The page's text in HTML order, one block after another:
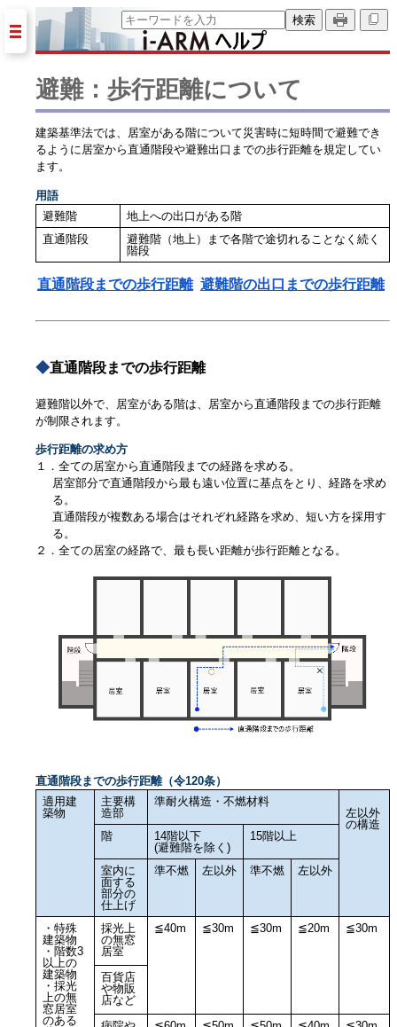
避難：歩行距離について
建築基準法では、 居室がある階について災害時に短時間で避難でき
るように居室から直通階段や避難出口までの歩行距離を規定してい
ます。
用語
避難階
地上への出口がある階
直通階段
避難階（地上）まで各階で途切れることなく続く
階段
直通階段までの歩行距離 避難階の出口までの歩行距離
◆直通階段までの歩行距離
避難階以外で、居室がある階は、居室から直通階段までの歩行距離
が制限されます。
歩行距離の求め方
１．全ての居室から直通階段までの経路を求める。
居室部分で直通階段から最も遠い位置に基点をとり、経路を求め
る。
直通階段が複数ある場合はそれぞれ経路を求め、短い方を採用す
る。
２．全ての居室の経路で、最も長い距離が歩行距離となる。
直通階段までの歩行距離（令120条）
適用建
築物
主要構
造部
準耐火構造・不燃材料
左以外
の構造
階
14階以下
(避難階を除く)
15階以上
室内に
面する
部分の
仕上げ
準不燃 左以外 準不燃 左以外
・特殊
建築物
・階数3
以上の
建築物
・採光
上の無
窓居室
のある
採光上
の無窓
居室
≦40m ≦30m ≦30m ≦20m ≦30m
百貨店
や物販
店など